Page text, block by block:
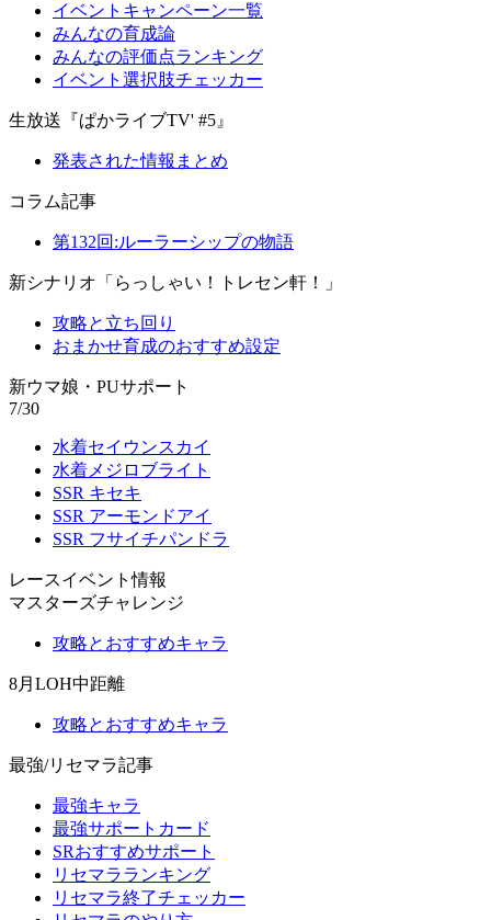
イベントキャンペーン一覧
みんなの育成論
みんなの評価点ランキング
イベント選択肢チェッカー
生放送『ぱかライブTV' #5』
発表された情報まとめ
コラム記事
第132回:ルーラーシップの物語
新シナリオ「らっしゃい！トレセン軒！」
攻略と立ち回り
おまかせ育成のおすすめ設定
新ウマ娘・PUサポート
7/30
水着セイウンスカイ
水着メジロブライト
SSR キセキ
SSR アーモンドアイ
SSR フサイチパンドラ
レースイベント情報
マスターズチャレンジ
攻略とおすすめキャラ
8月LOH中距離
攻略とおすすめキャラ
最強/リセマラ記事
最強キャラ
最強サポートカード
SRおすすめサポート
リセマラランキング
リセマラ終了チェッカー